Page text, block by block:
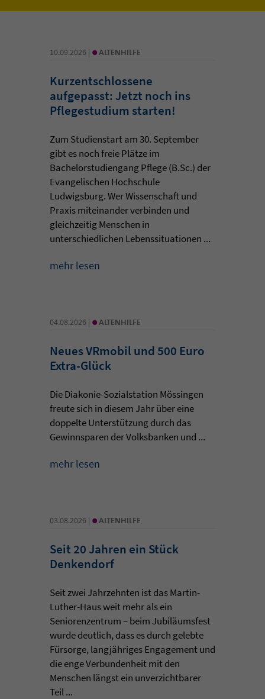
10.09.2026 | • ALTENHILFE
Kurzentschlossene
aufgepasst: Jetzt noch ins
Pflegestudium starten!
Zum Studienstart am 30. September
gibt es noch freie Plätze im
Bachelorstudiengang Pflege (B.Sc.) der
Evangelischen Hochschule
Ludwigsburg. Wer Wissenschaft und
Praxis miteinander verbinden und
gleichzeitig Menschen in
unterschiedlichen Lebenssituationen ...
mehr lesen
04.08.2026 | • ALTENHILFE
Neues VRmobil und 500 Euro
Extra-Glück
Die Diakonie-Sozialstation Mössingen
freute sich in diesem Jahr über eine
doppelte Unterstützung durch das
Gewinnsparen der Volksbanken und ...
mehr lesen
03.08.2026 | • ALTENHILFE
Seit 20 Jahren ein Stück
Denkendorf
Seit zwei Jahrzehnten ist das Martin-
Luther-Haus weit mehr als ein
Seniorenzentrum – beim Jubiläumsfest
wurde deutlich, dass es durch gelebte
Fürsorge, langjähriges Engagement und
die enge Verbundenheit mit den
Menschen längst ein unverzichtbarer
Teil ...